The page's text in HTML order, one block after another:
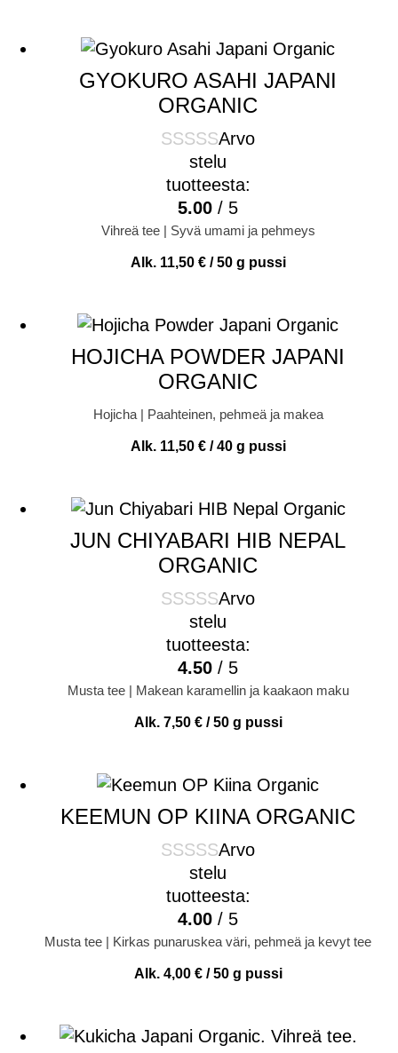
GYOKURO ASAHI JAPANI
ORGANIC
Arvo
stelu
tuotteesta:
5.00 / 5
Vihreä tee | Syvä umami ja pehmeys
Alk. 11,50 €/ 50 g pussi
HOJICHA POWDER JAPANI
ORGANIC
Hojicha | Paahteinen, pehmeä ja makea
Alk. 11,50 €/ 40 g pussi
JUN CHIYABARI HIB NEPAL
ORGANIC
Arvo
stelu
tuotteesta:
4.50 / 5
Musta tee | Makean karamellin ja kaakaon maku
Alk. 7,50 €/ 50 g pussi
KEEMUN OP KIINA ORGANIC
Arvo
stelu
tuotteesta:
4.00 / 5
Musta tee | Kirkas punaruskea väri, pehmeä ja kevyt tee
Alk. 4,00 €/ 50 g pussi